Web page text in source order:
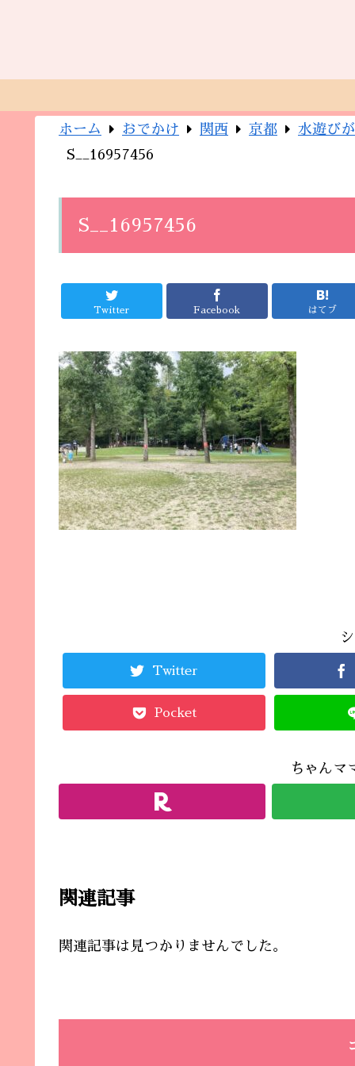
ホーム おでかけ 関西 京都
水遊び
S__16957456
S__16957456
Twitter Facebook はてブ
Twitter
Pocket
ちゃんマ
関連記事
関連記事は見つかりませんでした。